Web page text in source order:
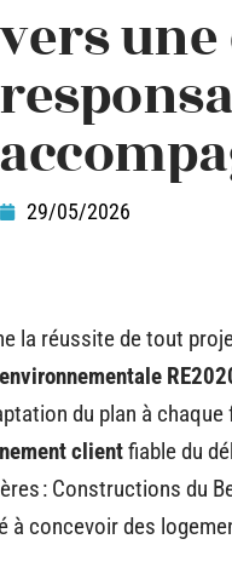
vers
29/05/2026
la réussite de tout
du plan à chaque
clientfiable du
: Constructions du
à concevoir des